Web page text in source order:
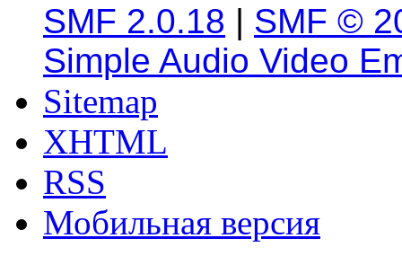
SMF 2.0.18 | SMF ©
Simple Audio Video
Sitemap
XHTML
RSS
Мобильная версия